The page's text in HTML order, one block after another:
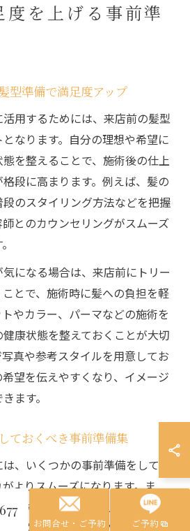
度を上げる事前準
型準備で満足度アップ
用するためには、来店前の髪型
なります。自分の理想や希望に
を整えることで、施術後の仕上
段に高まります。例えば、髪の
のスタイリング方法などを把握
とのカウンセリングがスムーズ
になる場合は、来店前にトリー
とで、施術時に髪への負担を軽
やカラー、パーマなどの施術を
康状態を整えておくことが大切
真や参考スタイルを用意してお
望を伝えやすくなり、イメージ
ます。
ておくべき事前準備集
、いくつかの事前準備をしてお
よりスムーズになります。ま
施術内容を明確にしておくこと
でなく、カラーやパーマ、トリ
お問合せ・ご予約 ご予約